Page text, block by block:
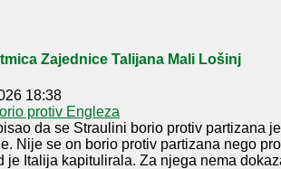
Zajednice Talijana Mali Lošinj
18:38
protiv Engleza
da se Straulini borio protiv partizana
Nije se on borio protiv partizana nego
je Italija kapitulirala. Za njega nema